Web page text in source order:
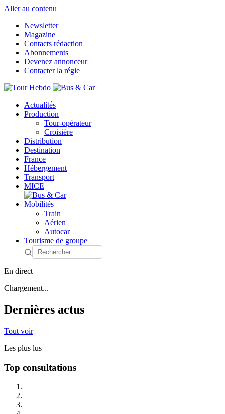
Aller au contenu
Newsletter
Magazine
Contacts rédaction
Abonnements
Devenez annonceur
Contacter la régie
Actualités
Production
Tour-opérateur
Croisière
Distribution
Destination
France
Hébergement
Transport
MICE
Mobilités
Train
Aérien
Autocar
Tourisme de groupe
En direct
Chargement...
Dernières actus
Tout voir
Les plus lus
Top consultations